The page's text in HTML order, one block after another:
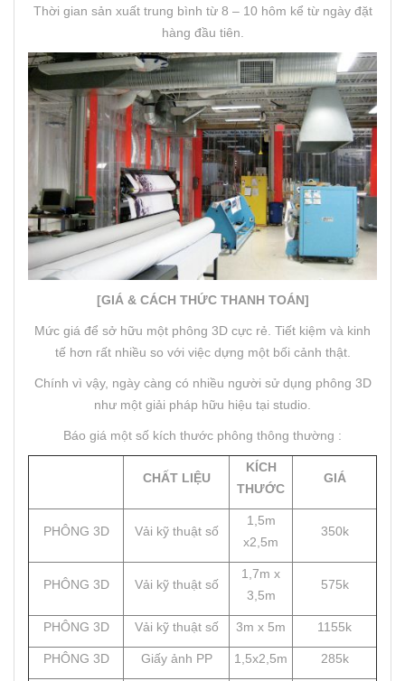
Thời gian sản xuất trung bình từ 8 – 10 hôm kể từ ngày đặt
hàng đầu tiên.
[GIÁ & CÁCH THỨC THANH TOÁN]
Mức giá để sở hữu một phông 3D cực rẻ. Tiết kiệm và kinh
tế hơn rất nhiều so với việc dựng một bối cảnh thật.
Chính vì vậy, ngày càng có nhiều người sử dụng phông 3D
như một giải pháp hữu hiệu tại studio.
Báo giá một số kích thước phông thông thường :
CHẤT LIỆU
KÍCH
THƯỚC
GIÁ
PHÔNG 3D Vải kỹ thuật số
1,5m
x2,5m
350k
PHÔNG 3D Vải kỹ thuật số
1,7m x
3,5m
575k
PHÔNG 3D Vải kỹ thuật số 3m x 5m 1155k
PHÔNG 3D Giấy ảnh PP 1,5x2,5m 285k